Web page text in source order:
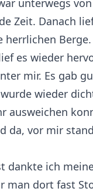
unterwegs
Zeit. Danach
es wieder
mir. Es gab
wieder
ausweichen
da, vor mir
dankte ich
man dort fast